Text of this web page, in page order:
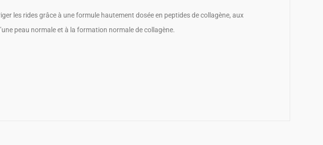
les rides grâce à une formule hautement dosée en peptides de collagène, aux
peau normale et à la formation normale de collagène.